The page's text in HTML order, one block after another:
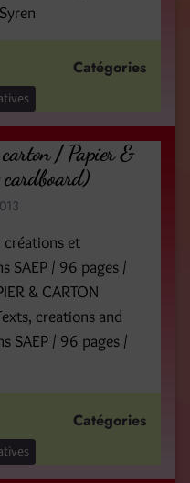
Catégories
/ Papier &
créations et
SAEP / 96 pages /
& CARTON
creations and
SAEP / 96 pages /
Catégories